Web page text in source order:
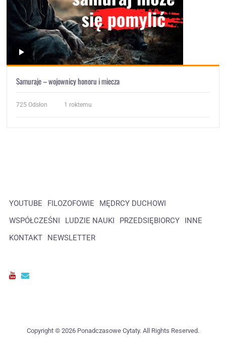
Samuraje – wojownicy honoru i miecza
725 Odsłon 1 roktemu
YOUTUBE FILOZOFOWIE
MĘDRCY DUCHOWI
WSPÓŁCZEŚNI
LUDZIE NAUKI PRZEDSIĘBIORCY
INNE
KONTAKT
NEWSLETTER
Copyright © 2026 Ponadczasowe Cytaty. All Rights Reserved.